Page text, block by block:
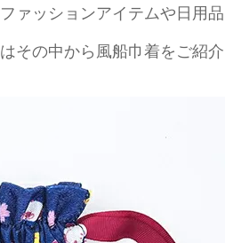
ァッションアイテムや日用
その中から風船巾着をご紹介